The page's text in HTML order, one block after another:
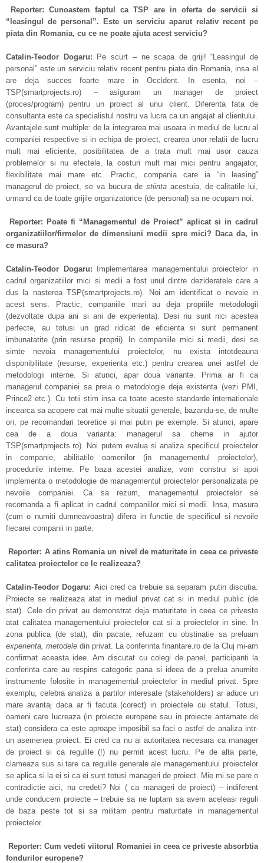
Reporter: Cunoastem faptul ca TSP are in oferta de servicii si
“leasingul de personal”. Este un serviciu aparut relativ recent pe
piata din Romania, cu ce ne poate ajuta acest serviciu?
Catalin-Teodor Dogaru:
Pe scurt – ne scapa de griji! “Leasingul de
personal” este un serviciu relativ recent pentru piata din Romania, insa el
are deja succes foarte mare in Occident. In esenta, noi –
TSP(smartprojects.ro) – asiguram un manager de proiect
(proces/program) pentru un proiect al unui client. Diferenta fata de
consultanta este ca specialistul nostru va lucra ca un angajat al clientului.
Avantajele sunt multiple: de la integrarea mai usoara in mediul de lucru al
companiei respective si in echipa de proiect, crearea unor relatii de lucru
mult mai eficiente, posibilitatea de a trata mult mai usor cauza
problemelor si nu efectele, la costuri mult mai mici pentru angajator,
flexibilitate mai mare etc. Practic, compania care ia “in leasing”
managerul de proiect, se va bucura destiinta acestuia, de calitatile lui,
urmand ca de toate grijile organizatorice (de personal) sa ne ocupam noi.
Reporter: Poate fi “Managementul de Proiect” aplicat si in cadrul
organizatiilor/firmelor de dimensiuni medii spre mici? Daca da, in
ce masura?
Catalin-Teodor Dogaru: Implementarea managementului proiectelor in
cadrul organizatiilor mici si medii a fost unul dintre dezideratele care a
dus la nasterea TSP(smartprojects.ro). Noi am identificat o nevoie in
acest sens. Practic, companiile mari au deja propriile metodologii
(dezvoltate dupa ani si ani de experienta). Desi nu sunt nici acestea
perfecte, au totusi un grad ridicat de eficienta si sunt permanent
imbunatatite (prin resurse proprii). In companiile mici si medii, desi se
simte nevoia managementului proiectelor, nu exista intotdeauna
disponibilitate (resurse, experienta etc.) pentru crearea unei astfel de
metodologii interne. Si atunci, apar doua variante. Prima ar fi ca
managerul companiei sa preia o metodologie deja existenta (vezi PMI,
Prince2 etc.). Cu totii stim insa ca toate aceste standarde internationale
incearca sa acopere cat mai multe situatii generale, bazandu-se, de multe
ori, pe recomandari teoretice si mai putin pe exemple. Si atunci, apare
cea de a doua varianta: managerul sa cheme in ajutor
TSP(smartprojects.ro). Noi putem evalua si analiza specificul proiectelor
in companie, abilitatile oamenilor (in managementul proiectelor),
procedurile interne. Pe baza acestei analize, vom construi si apoi
implementa o metodologie de managementul proiectelor personalizata pe
nevoile companiei. Ca sa rezum, managementul proiectelor se
recomanda a fi aplicat in cadrul companiilor mici si medii. Insa, masura
(cum o numiti dumneavoastra) difera in functie de specificul si nevoile
fiecarei companii in parte.
Reporter: A atins Romania un nivel de maturitate in ceea ce priveste
calitatea proiectelor ce le realizeaza?
Catalin-Teodor Dogaru: Aici cred ca trebuie sa separam putin discutia.
Proiecte se realizeaza atat in mediul privat cat si in mediul public (de
stat). Cele din privat au demonstrat deja maturitate in ceea ce priveste
atat calitatea managementului proiectelor cat si a proiectelor in sine. In
zona publica (de stat), din pacate, refuzam cu obstinatie sa preluam
experienta, metodele din privat. La conferinta finantare.ro de la Cluj mi-am
confirmat aceasta idee. Am discutat cu colegi de panel, participanti la
conferinta care au respins categoric pana si ideea de a prelua anumite
instrumente folosite in managementul proiectelor in mediul privat. Spre
exemplu, celebra analiza a partilor interesate (stakeholders) ar aduce un
mare avantaj daca ar fi facuta (corect) in proiectele cu statul. Totusi,
oameni care lucreaza (in proiecte europene sau in proiecte antamate de
stat) considera ca este aproape imposibil sa faci o astfel de analiza intr-
un asemenea proiect. Ei cred ca nu ai autoritatea necesara ca manager
de proiect si ca regulile (!) nu permit acest lucru. Pe de alta parte,
clameaza sus si tare ca regulile generale ale managementului proiectelor
se aplica si la ei si ca ei sunt totusi manageri de proiect. Mie mi se pare o
contradictie aici, nu credeti? Noi ( ca manageri de proiect) – indiferent
unde conducem proiecte – trebuie sa ne luptam sa avem aceleasi reguli
de baza peste tot si sa militam pentru maturitate in managementul
proiectelor.
Reporter: Cum vedeti viitorul Romaniei in ceea ce priveste absorbtia
fondurilor europene?